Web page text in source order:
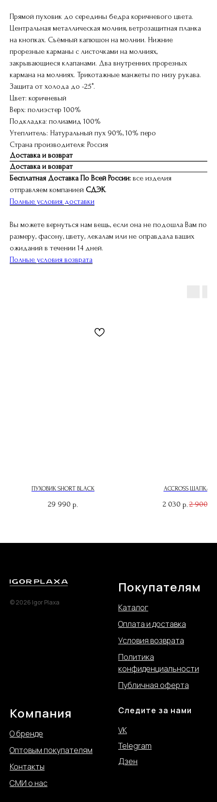
Прямой пуховик до середины бедра коричневого цвета.
Центральная металлическая молния, ветрозащитная планка
на кнопках. Съёмный капюшон на молнии. Нижние
прорезные карманы c листочками на молниях,
закрывающиеся клапанами. Два внутренних прорезных
кармана на молниях. Трикотажные манжеты по низу рукава.
Защита от холода до -25°.
Цвет: коричневый
Верх: полиэстер 100%
Подкладка: полиамид 100%
Утеплитель: Натуральный пух 90%, 10% перо
Страна производителя: Россия
Доставка и возврат
Доставка и возврат
Бесплатная Доставка По Всей России: все изделия
отправляем компанией СДЭК.
Полные условия доставки
Вы можете вернуться нам вещь, если она не подошла Вам по
размеру, фасону, цвету, лекалам или не оправдала ваших
ожиданий в течении 14 дней.
Полные условия возврата
ПУХОВИК SHORT BLACK
29 990 р.
ACCROSS ШАПКА B
2 030 р. 2 900
© 2026 Igor Plaxa
Покупателям
Каталог
Оплата и доставка
Условия возврата
Политика
конфиденциальности
Публичная оферта
Компания
О бренде
Оптовым покупателям
Контакты
СМИ о нас
Следите за нами
VK
Telegram
Дзен